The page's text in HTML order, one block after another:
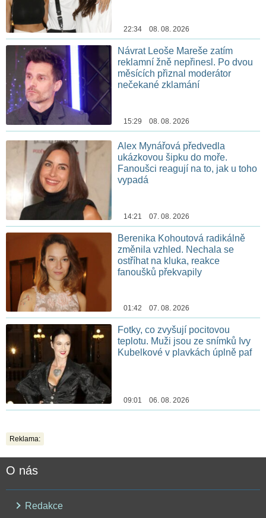
22:34 08. 08. 2026
Návrat Leoše Mareše zatím
reklamní žně nepřinesl. Po dvou
měsících přiznal moderátor
nečekané zklamání
15:29 08. 08. 2026
Alex Mynářová předvedla
ukázkovou šipku do moře.
Fanoušci reagují na to, jak u toho
vypadá
14:21 07. 08. 2026
Berenika Kohoutová radikálně
změnila vzhled. Nechala se
ostříhat na kluka, reakce
fanoušků překvapily
01:42 07. 08. 2026
Fotky, co zvyšují pocitovou
teplotu. Muži jsou ze snímků Ivy
Kubelkové v plavkách úplně paf
09:01 06. 08. 2026
Reklama:
O nás
Redakce